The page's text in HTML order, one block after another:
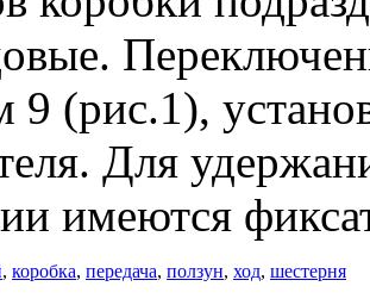
9 (рис.1),
Для
имеются
, коробка, передача, ползун, ход, шестерня